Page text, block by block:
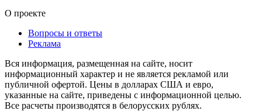
О проекте
Вопросы и ответы
Реклама
Вся информация, размещенная на сайте, носит
информационный характер и не является рекламой или
публичной офертой. Цены в долларах США и евро,
указанные на сайте, приведены с информационной целью.
Все расчеты производятся в белорусских рублях.